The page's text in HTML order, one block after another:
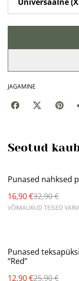
JAGAMINE
Seotud
%
Punased nahksed
16,90 €32,90 €
VÕIMALIKUD TEISED
%
Punased
“Red”
12,90 €25,90 €